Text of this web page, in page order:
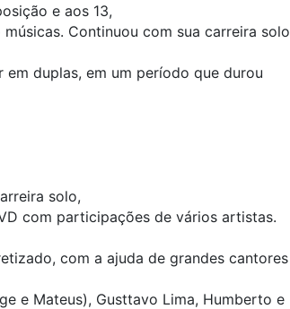
e aos 13,
Continuou com sua carreira solo
em duplas, em um período que durou
solo,
com participações de vários artistas.
com a ajuda de grandes cantores
e Mateus), Gusttavo Lima, Humberto e